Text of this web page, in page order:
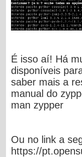
É isso aí! Há
disponíveis
saber mais a
manual do
man zypper
Ou no link a
https://